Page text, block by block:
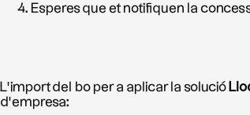
Esperes que et notifiquen la
L’import del bo per a aplicar la solució
d’empresa: